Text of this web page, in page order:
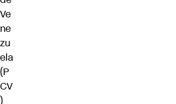
Ve
ne
zu
ela
(P
CV
)